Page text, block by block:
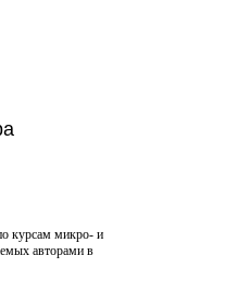
курсам микро- и
авторами в